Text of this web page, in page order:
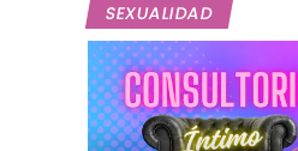
SEXUALIDAD